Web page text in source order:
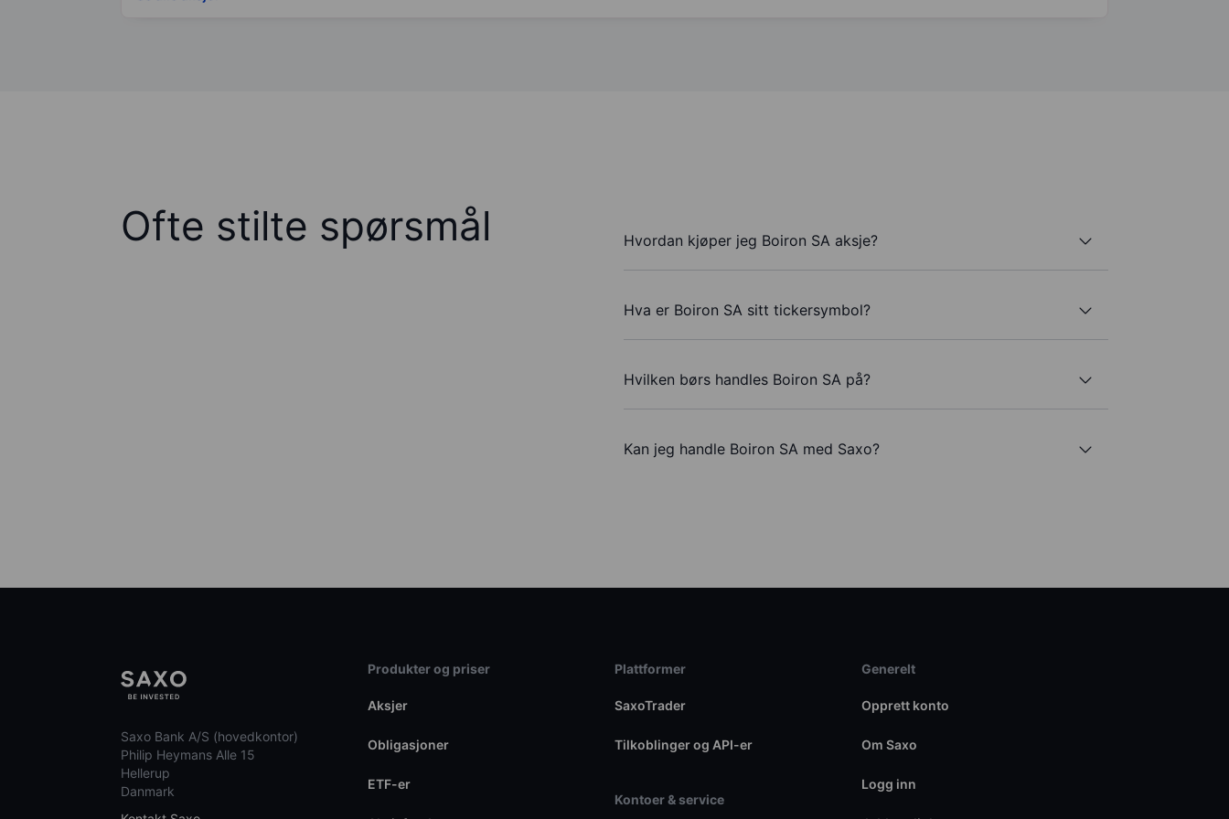
Ofte stilte spørsmål Hvordan kjøper jeg Boiron SA aksje?
Hva er Boiron SA sitt tickersymbol?
Hvilken børs handles Boiron SA på?
Kan jeg handle Boiron SA med Saxo?
Saxo Bank A/S (hovedkontor)
Philip Heymans Alle 15
Hellerup
Danmark
Produkter og priser
Aksjer
Obligasjoner
ETF-er
Plattformer
SaxoTrader
Tilkoblinger og API-er
Kontoer & service
Generelt
Opprett konto
Om Saxo
Logg inn